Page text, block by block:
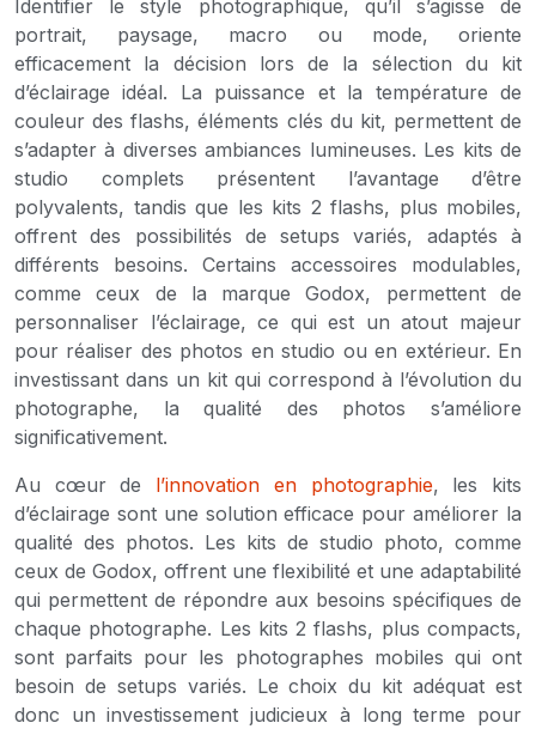
Identifier le style photographique, qu’il s’agisse de
portrait, paysage, macro ou mode, oriente
efficacement la décision lors de la sélection du kit
d’éclairage idéal. La puissance et la température de
couleur des flashs, éléments clés du kit, permettent de
s’adapter à diverses ambiances lumineuses. Les kits de
studio complets présentent l’avantage d’être
polyvalents, tandis que les kits 2 flashs, plus mobiles,
offrent des possibilités de setups variés, adaptés à
différents besoins. Certains accessoires modulables,
comme ceux de la marque Godox, permettent de
personnaliser l’éclairage, ce qui est un atout majeur
pour réaliser des photos en studio ou en extérieur. En
investissant dans un kit qui correspond à l’évolution du
photographe, la qualité des photos s’améliore
significativement.
Au cœur de l’innovation en photographie, les kits
d’éclairage sont une solution efficace pour améliorer la
qualité des photos. Les kits de studio photo, comme
ceux de Godox, offrent une flexibilité et une adaptabilité
qui permettent de répondre aux besoins spécifiques de
chaque photographe. Les kits 2 flashs, plus compacts,
sont parfaits pour les photographes mobiles qui ont
besoin de setups variés. Le choix du kit adéquat est
donc un investissement judicieux à long terme pour